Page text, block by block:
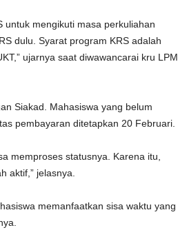
untuk mengikuti masa perkuliahan
dulu. Syarat program KRS adalah
ujarnya saat diwawancarai kru LPM
Siakad. Mahasiswa yang belum
pembayaran ditetapkan 20 Februari.
memproses statusnya. Karena itu,
aktif,” jelasnya.
memanfaatkan sisa waktu yang